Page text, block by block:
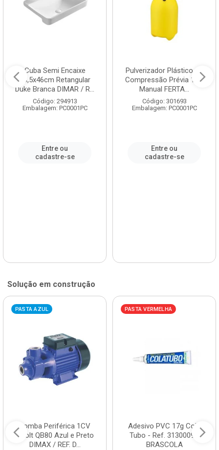
Cuba Semi Encaixe
58,5x46cm Retangular
Duke Branca DIMAR / R...
Código: 294913
Embalagem: PC0001PC
Entre ou
cadastre-se
Pulverizador Plástico de
Compressão Prévia 1,5L
Manual FERTA...
Código: 301693
Embalagem: PC0001PC
Entre ou
cadastre-se
Solução em construção
PASTA AZUL
Bomba Periférica 1CV
Bivolt QB80 Azul e Preto
DIMAX / REF. D...
PASTA VERMELHA
Adesivo PVC 17g Cola
Tubo - Ref. 3130009 -
BRASCOLA